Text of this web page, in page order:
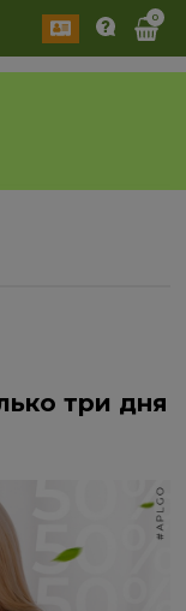
0
три дня